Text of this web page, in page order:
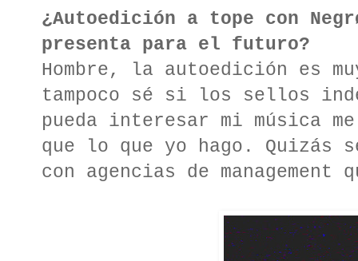
¿Autoedición a tope con
presenta para el futuro?
Hombre, la autoedición es
tampoco sé si los sellos
pueda interesar mi música
que lo que yo hago. Quizás
con agencias de management